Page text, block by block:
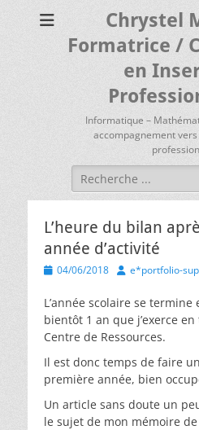
Chrystel
Formatrice /
en
Informatique –
accompagnement
Rechercher :
L’heure du bilan
année d’activité
Posted
04/06/2018 Author
e*portfolio-
L’année scolaire se
bientôt 1 an que j’exerce
Centre de Ressources.
Il est donc temps de faire
première année, bien
Un article sans doute un
le sujet de mon mémoire